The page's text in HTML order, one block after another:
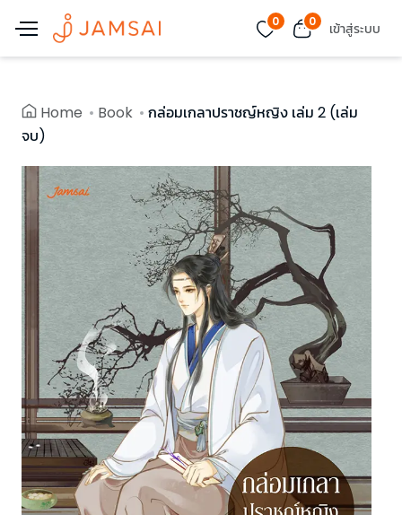
0 0 เข้าสู่ระบบ
Home Book
กล่อมเกลาปราชญ์หญิง เล่ม 2 (เล่ม
จบ)